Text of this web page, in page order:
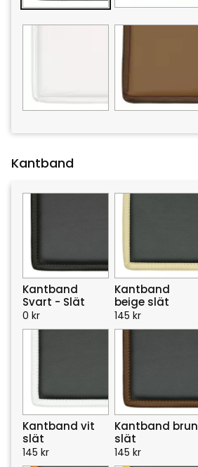
Kantband
Kantband
Svart - Slät
0 kr
Kantband
beige slät
145 kr
Kantband vit
slät
145 kr
Kantband brun
slät
145 kr